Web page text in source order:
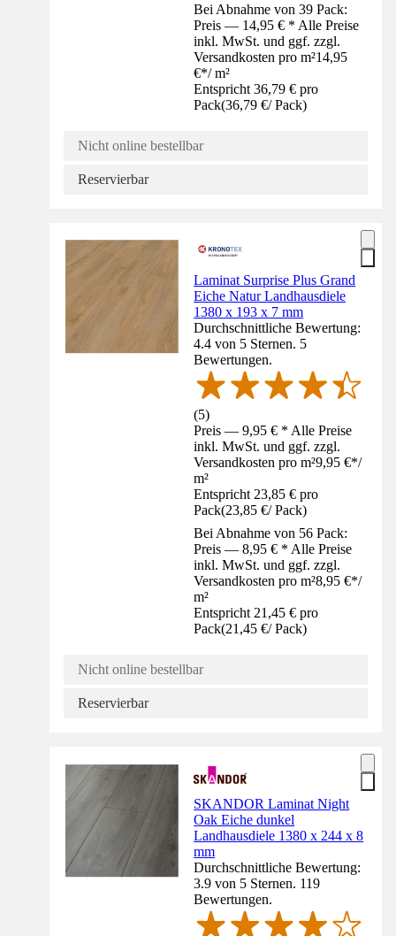
Bei Abnahme von 39 Pack:
Preis — 14,95 € * Alle Preise
inkl. MwSt. und ggf. zzgl.
Versandkosten pro m²14,95
€*/ m²
Entspricht 36,79 € pro
Pack(36,79 €/ Pack)
Nicht online bestellbar
Reservierbar
Laminat Surprise Plus Grand
Eiche Natur Landhausdiele
1380 x 193 x 7 mm
Durchschnittliche Bewertung:
4.4 von 5 Sternen. 5
Bewertungen.
(5)
Preis — 9,95 € * Alle Preise
inkl. MwSt. und ggf. zzgl.
Versandkosten pro m²9,95 €*/
m²
Entspricht 23,85 € pro
Pack(23,85 €/ Pack)
Bei Abnahme von 56 Pack:
Preis — 8,95 € * Alle Preise
inkl. MwSt. und ggf. zzgl.
Versandkosten pro m²8,95 €*/
m²
Entspricht 21,45 € pro
Pack(21,45 €/ Pack)
Nicht online bestellbar
Reservierbar
SKANDOR Laminat Night
Oak Eiche dunkel
Landhausdiele 1380 x 244 x 8
mm
Durchschnittliche Bewertung:
3.9 von 5 Sternen. 119
Bewertungen.